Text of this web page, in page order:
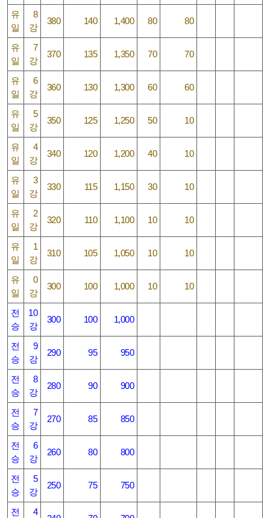
유
일
8
강
380 140 1,400 80 80
유
일
7
강
370 135 1,350 70 70
유
일
6
강
360 130 1,300 60 60
유
일
5
강
350 125 1,250 50 10
유
일
4
강
340 120 1,200 40 10
유
일
3
강
330 115 1,150 30 10
유
일
2
강
320 110 1,100 10 10
유
일
1
강
310 105 1,050 10 10
유
일
0
강
300 100 1,000 10 10
전
승
10
강
300 100 1,000
전
승
9
강
290 95 950
전
승
8
강
280 90 900
전
승
7
강
270 85 850
전
승
6
강
260 80 800
전
승
5
강
250 75 750
전
4